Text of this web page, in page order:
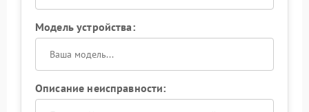
Модель устройства:
Описание неисправности: